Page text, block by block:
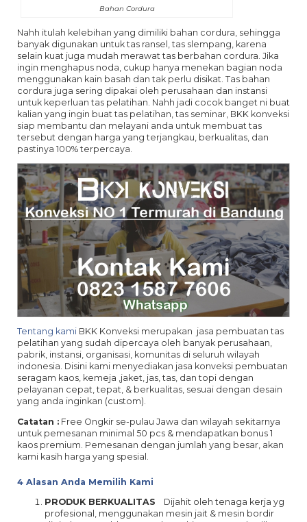
Bahan Cordura
Nahh itulah kelebihan yang dimiliki bahan cordura, sehingga
banyak digunakan untuk tas ransel, tas slempang, karena
selain kuat juga mudah merawat tas berbahan cordura. Jika
ingin menghapus noda, cukup hanya menekan bagian noda
menggunakan kain basah dan tak perlu disikat. Tas bahan
cordura juga sering dipakai oleh perusahaan dan instansi
untuk keperluan tas pelatihan. Nahh jadi cocok banget ni buat
kalian yang ingin buat tas pelatihan, tas seminar, BKK konveksi
siap membantu dan melayani anda untuk membuat tas
tersebut dengan harga yang terjangkau, berkualitas, dan
pastinya 100% terpercaya.
Tentang kami BKK Konveksi merupakan jasa pembuatan tas
pelatihan yang sudah dipercaya oleh banyak perusahaan,
pabrik, instansi, organisasi, komunitas di seluruh wilayah
indonesia. Disini kami menyediakan jasa konveksi pembuatan
seragam kaos, kemeja ,jaket, jas, tas, dan topi dengan
pelayanan cepat, tepat, & berkualitas, sesuai dengan desain
yang anda inginkan (custom).
Catatan : Free Ongkir se-pulau Jawa dan wilayah sekitarnya
untuk pemesanan minimal 50 pcs & mendapatkan bonus 1
kaos premium. Pemesanan dengan jumlah yang besar, akan
kami kasih harga yang spesial.
4 Alasan Anda Memilih Kami
PRODUK BERKUALITAS Dijahit oleh tenaga kerja yg
profesional, menggunakan mesin jait & mesin bordir